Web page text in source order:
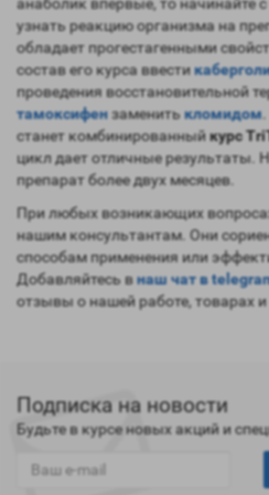
узнать реакцию организма на
обладает прогестагенными
состав его курса ввести
проведения восстановительной
тамоксифензаменитькломидом
станет комбинированныйкурс
цикл дает отличные результаты.
препарат более двух месяцев.
При любых возникающих
нашим консультантам. Они
способам применения или
Добавляйтесь внаш чат в
отзывы о нашей работе, товарах
Подписка на новости
Будьте в курсе новых акций и